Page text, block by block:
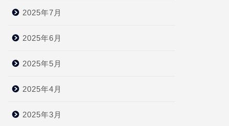
2025年7月
2025年6月
2025年5月
2025年4月
2025年3月